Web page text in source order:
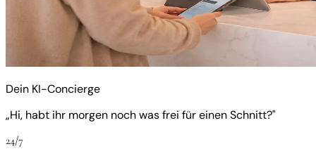
Dein KI-Concierge
„Hi, habt ihr morgen noch was frei für einen Schnitt?"
24/7